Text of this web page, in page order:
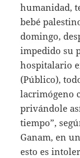
humanidad,
bebé
domingo,
impedido su
hospitalario
(Público),
lacrimógeno
privándole
tiempo”,
Ganam, en
esto es